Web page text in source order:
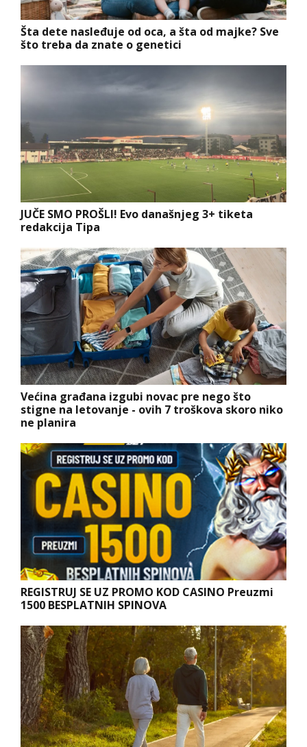
Šta dete nasleđuje od oca, a šta od majke? Sve
što treba da znate o genetici
JUČE SMO PROŠLI! Evo današnjeg 3+ tiketa
redakcija Tipa
Većina građana izgubi novac pre nego što
stigne na letovanje - ovih 7 troškova skoro niko
ne planira
REGISTRUJ SE UZ PROMO KOD CASINO Preuzmi
1500 BESPLATNIH SPINOVA